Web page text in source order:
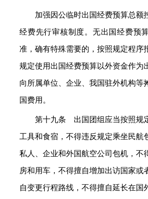
加强因公临时出国经费预算总额
经费先行审核制度。无出国经费预
准，确有特殊需要的，按照规定程序
规定使用出国经费预算以外资金作为
向所属单位、企业、我国驻外机构等
国费用。
第十九条 出国团组应当按照规
工具和食宿，不得违反规定乘坐民航
私人、企业和外国航空公司包机，不
房和用车，不得擅自增加出访国家或
自变更行程路线，不得擅自延长在国